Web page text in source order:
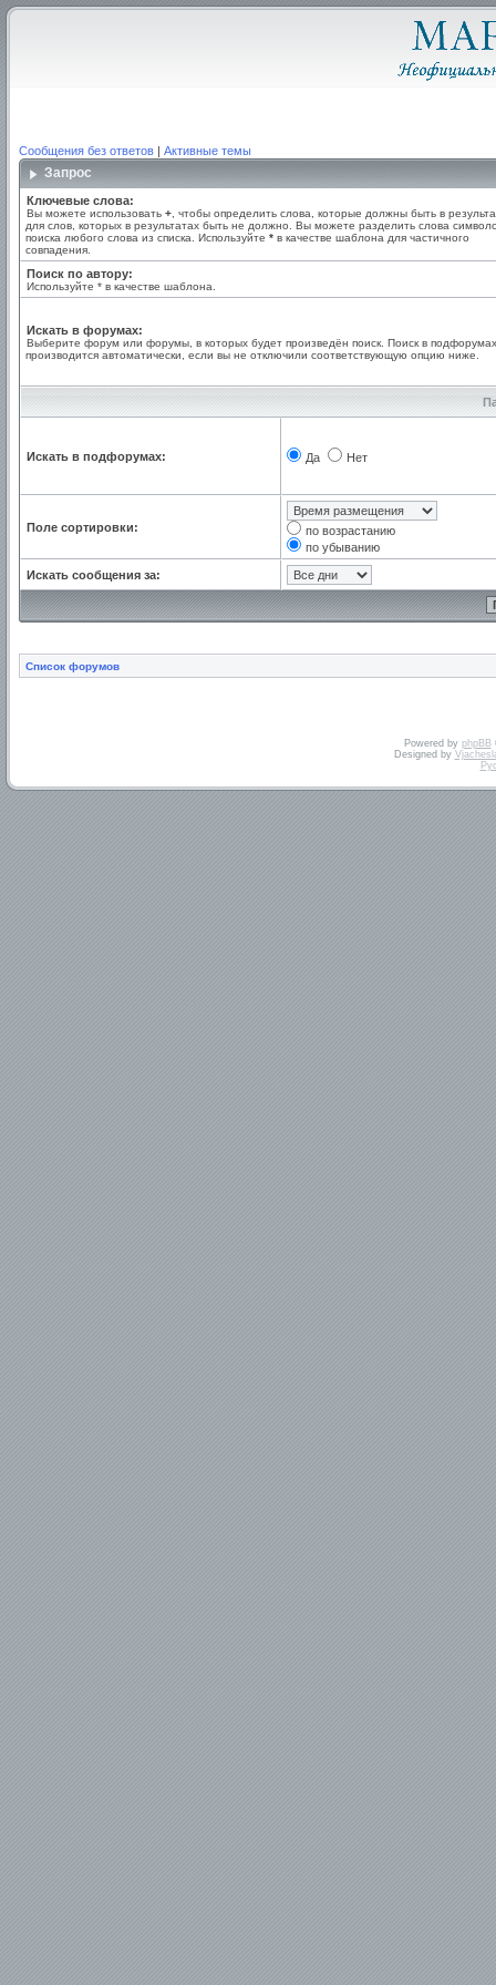
Сообщения без ответов | Активные темы
Запрос
Ключевые слова:
Вы можете использовать + , чтобы определить слова, которые должны быть в
для слов, которых в результатах быть не должно. Вы можете разделить слова
поиска любого слова из списка. Используйте * в качестве шаблона для частичного
совпадения.
Поиск по автору:
Используйте * в качестве шаблона.
Искать в форумах:
Выберите форум или форумы, в которых будет произведён поиск. Поиск в подфорумах
производится автоматически, если вы не отключили соответствующую опцию ниже.
Искать в подфорумах: Да Нет
Поле сортировки:
по возрастанию
по убыванию
Искать сообщения за:
Список форумов
Powered by phpBB
Designed by